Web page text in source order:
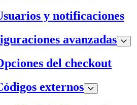
y notificaciones
avanzadas
del checkout
externos